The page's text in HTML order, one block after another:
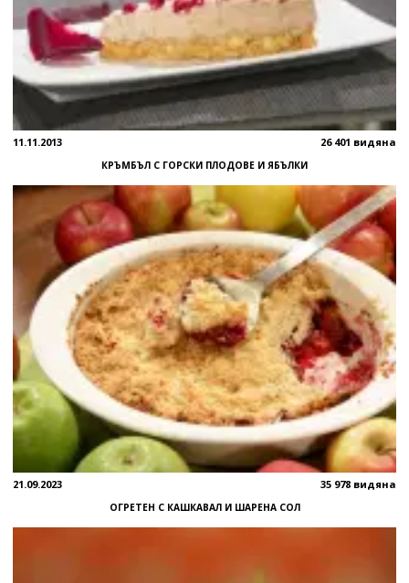
11.11.2013 26 401 видяна
КРЪМБЪЛ С ГОРСКИ ПЛОДОВЕ И ЯБЪЛКИ
21.09.2023 35 978 видяна
ОГРЕТЕН С КАШКАВАЛ И ШАРЕНА СОЛ